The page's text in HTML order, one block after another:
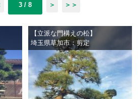
3 / 8 ＞ ＞＞
【立派な門構えの松】
埼玉県草加市：剪定